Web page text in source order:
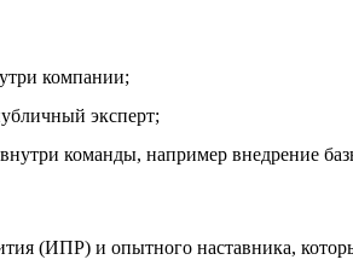
компании;
эксперт;
команды, например внедрение
(ИПР) и опытного наставника,